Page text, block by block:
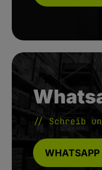
// Schreib
WHATSAPP